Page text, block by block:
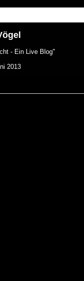
- Ein Live Blog"
2013